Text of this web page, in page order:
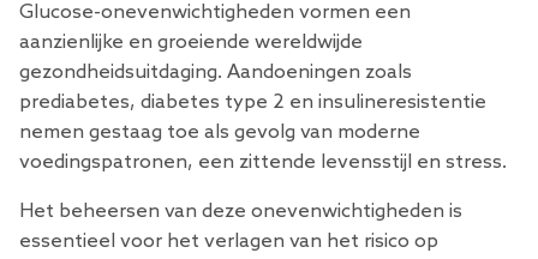
Glucose-onevenwichtigheden vormen een
aanzienlijke en groeiende wereldwijde
gezondheidsuitdaging. Aandoeningen zoals
prediabetes, diabetes type 2 en insulineresistentie
nemen gestaag toe als gevolg van moderne
voedingspatronen, een zittende levensstijl en stress.
Het beheersen van deze onevenwichtigheden is
essentieel voor het verlagen van het risico op